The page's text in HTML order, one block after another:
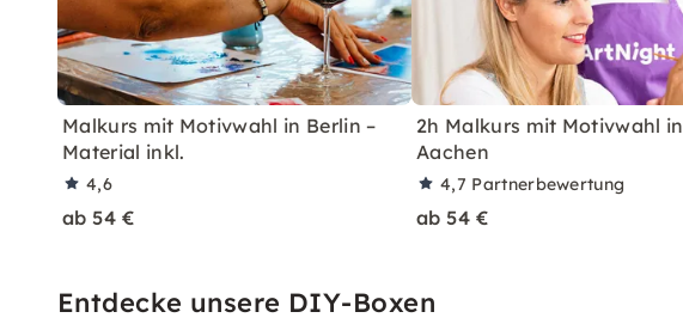
Malkurs mit Motivwahl in Berlin –
Material inkl.
4,6
ab 54 €
2h Malkurs mit Motivwahl in
Aachen
4,7 Partnerbewertung
ab 54 €
Entdecke unsere DIY-Boxen